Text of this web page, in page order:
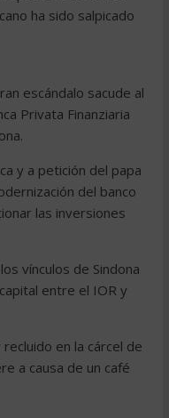
ha sido salpicado
escándalo sacude al
Privata Finanziaria
y a petición del papa
del banco
las inversiones
vínculos de Sindona
entre el IOR y
en la cárcel de
a causa de un café